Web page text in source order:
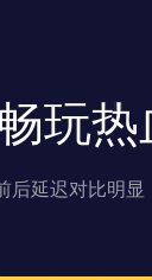
玩
延迟对比明